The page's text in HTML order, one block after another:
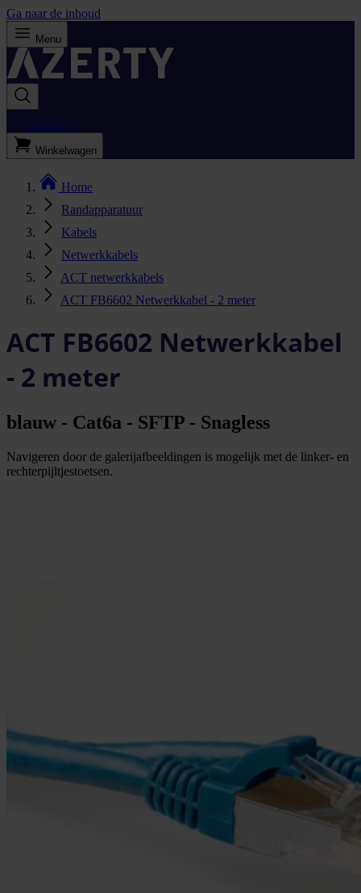
Ga naar de inhoud
Menu
Bestellijst
Winkelwagen
Home
Randapparatuur
Kabels
Netwerkkabels
ACT netwerkkabels
ACT FB6602 Netwerkkabel - 2 meter
ACT FB6602 Netwerkkabel
- 2 meter
blauw - Cat6a - SFTP - Snagless
Navigeren door de galerijafbeeldingen is mogelijk met de linker- en
rechterpijltjestoetsen.